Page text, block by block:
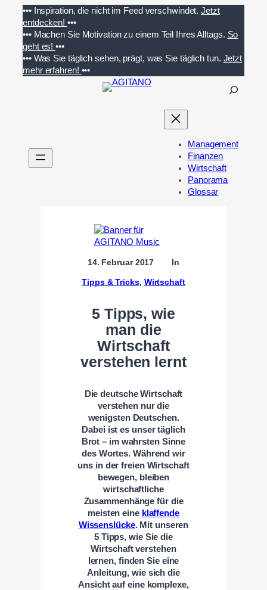
Inhalt
springen
••• Inspiration, die nicht im Feed verschwindet. Jetzt
entdecken! •••
••• Machen Sie Motivation zu einem Teil Ihres Alltags. So
geht es!•••
••• Was Sie täglich sehen, prägt, was Sie täglich tun. Jetzt
mehr erfahren! •••
n
Management
Finanzen
Wirtschaft
Panorama
Glossar
14. Februar 2017 In
Tipps & Tricks, Wirtschaft
5 Tipps, wie
man die
Wirtschaft
verstehen lernt
Die deutsche Wirtschaft
verstehen nur die
wenigsten Deutschen.
Dabei ist es unser täglich
Brot – im wahrsten Sinne
des Wortes. Während wir
uns in der freien Wirtschaft
bewegen, bleiben
wirtschaftliche
Zusammenhänge für die
meisten eine klaffende
Wissenslücke. Mit unseren
5 Tipps, wie Sie die
Wirtschaft verstehen
lernen, finden Sie eine
Anleitung, wie sich die
Ansicht auf eine komplexe,